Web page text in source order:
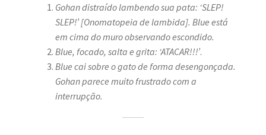
Gohan distraído lambendo sua pata: ‘SLEP!
SLEP!’ [Onomatopeia de lambida]. Blue está
em cima do muro observando escondido.
Blue, focado, salta e grita: ‘ATACAR!!!’.
Blue cai sobre o gato de forma desengonçada.
Gohan parece muito frustrado com a
interrupção.